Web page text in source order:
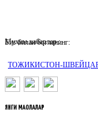
Муҳим хабарлар :
ТОЖИКИСТОН-
Биз билан боғланинг:
ЯНГИ МАҚОЛАЛАР